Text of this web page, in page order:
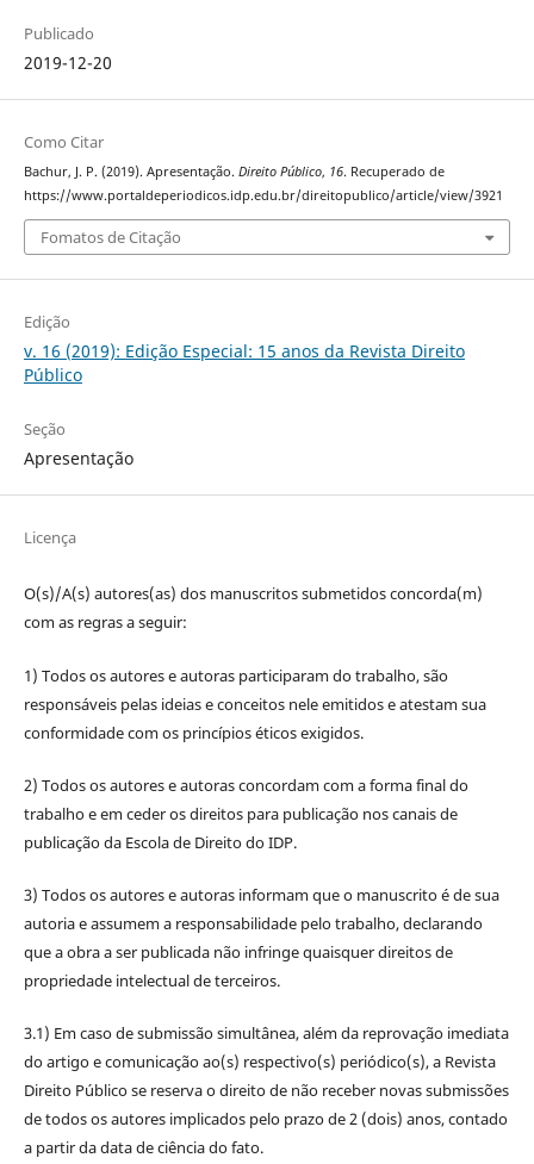
Publicado
2019-12-20
Como Citar
Bachur, J. P. (2019). Apresentação. Direito Público, 16. Recuperado de
https://www.portaldeperiodicos.idp.edu.br/direitopublico/article/view/3921
Fomatos de Citação
Edição
v. 16 (2019): Edição Especial: 15 anos da Revista Direito
Público
Seção
Apresentação
Licença
O(s)/A(s) autores(as) dos manuscritos submetidos concorda(m)
com as regras a seguir:
1) Todos os autores e autoras participaram do trabalho, são
responsáveis pelas ideias e conceitos nele emitidos e atestam sua
conformidade com os princípios éticos exigidos.
2) Todos os autores e autoras concordam com a forma final do
trabalho e em ceder os direitos para publicação nos canais de
publicação da Escola de Direito do IDP.
3) Todos os autores e autoras informam que o manuscrito é de sua
autoria e assumem a responsabilidade pelo trabalho, declarando
que a obra a ser publicada não infringe quaisquer direitos de
propriedade intelectual de terceiros.
3.1) Em caso de submissão simultânea, além da reprovação imediata
do artigo e comunicação ao(s) respectivo(s) periódico(s), a Revista
Direito Público se reserva o direito de não receber novas submissões
de todos os autores implicados pelo prazo de 2 (dois) anos, contado
a partir da data de ciência do fato.